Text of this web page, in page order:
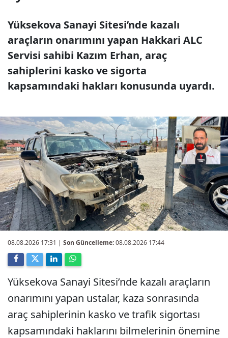
Yüksekova Sanayi Sitesi’nde kazalı
araçların onarımını yapan Hakkari ALC
Servisi sahibi Kazım Erhan, araç
sahiplerini kasko ve sigorta
kapsamındaki hakları konusunda uyardı.
08.08.2026 17:31 | Son Güncelleme:08.08.2026 17:44
Yüksekova Sanayi Sitesi’nde kazalı araçların
onarımını yapan ustalar, kaza sonrasında
araç sahiplerinin kasko ve trafik sigortası
kapsamındaki haklarını bilmelerinin önemine